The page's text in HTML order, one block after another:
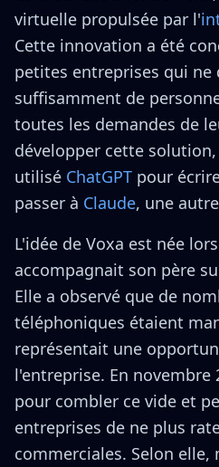
virtuelle propulsée par l'
Cette innovation a été
petites entreprises qui ne
suffisamment de
toutes les demandes de
développer cette solution,
utilisé ChatGPT pour
passer à Claude, une
L'idée de Voxa est née
accompagnait son père
Elle a observé que de
téléphoniques étaient
représentait une
l'entreprise. En novembre
pour combler ce vide et
entreprises de ne plus
commerciales. Selon elle,